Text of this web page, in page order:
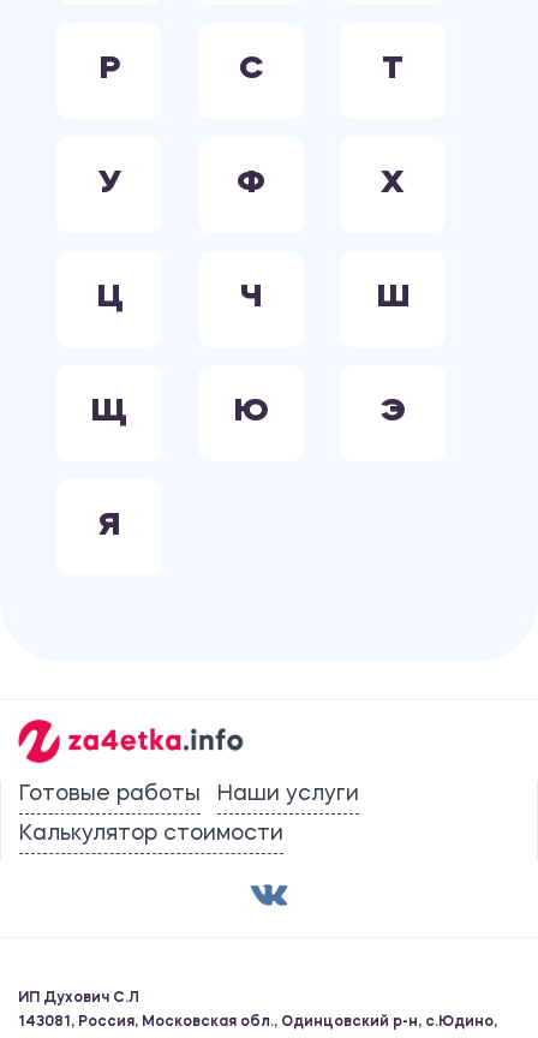
Р С Т
У Ф Х
Ц Ч Ш
Щ Ю Э
Я
Готовые работы
Наши услуги
Калькулятор стоимости
ИП Духович С.Л
143081, Россия, Московская обл., Одинцовский р-н, с.Юдино,